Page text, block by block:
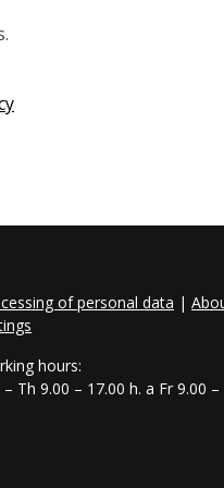
of personal data |
hours:
Th 9.00 – 17.00 h. a Fr 9.00 –